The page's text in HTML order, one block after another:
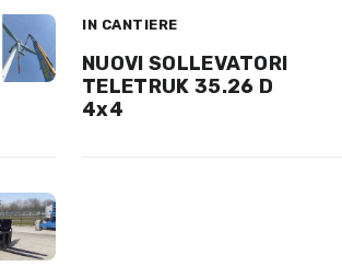
IN CANTIERE
NUOVI SOLLEVATORI
TELETRUK 35.26 D
4x4